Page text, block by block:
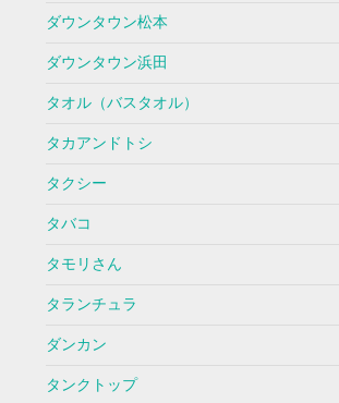
ダウンタウン松本
ダウンタウン浜田
タオル（バスタオル）
タカアンドトシ
タクシー
タバコ
タモリさん
タランチュラ
ダンカン
タンクトップ